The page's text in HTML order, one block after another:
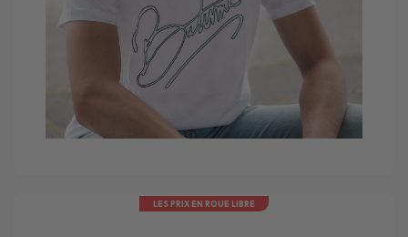
LES PRIX EN ROUE LIBRE